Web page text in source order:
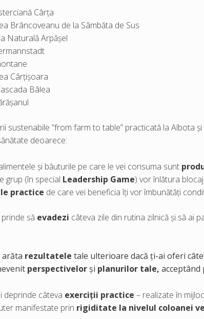
Cârța
Brâncoveanu de la Sâmbăta de Sus
Naturală Arpășel
Cârțișoara
Bâlea
sustenabile ”from farm to table” practicată la Albota
deoarece:
și băuturile pe care le vei consuma sunt
grup (în special Leadership Game) vor înlătura
practice de care vei beneficia îți vor îmbunătăți
să evadezi câteva zile din rutina zilnică și să ai
arăta rezultatele tale ulterioare dacă ți-ai oferi
perspectivelorși planurilor tale, acceptând
deprinde câteva exerciții practice – realizate în
manifestate prin rigiditate la nivelul coloanei